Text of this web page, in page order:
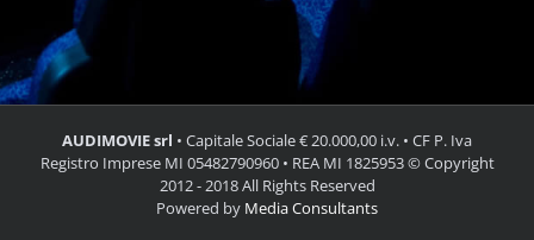
AUDIMOVIE srl • Capitale Sociale € 20.000,00 i.v. • CF P. Iva
Registro Imprese MI 05482790960 • REA MI 1825953 © Copyright
2012 - 2018 All Rights Reserved
Powered by Media Consultants